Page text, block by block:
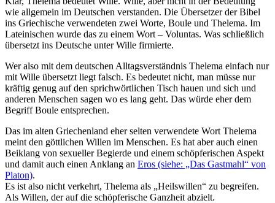
wie allgemein im Deutschen verstanden. Die Übersetzer der Bibel
ins Griechische verwendeten zwei Worte, Boule und Thelema. Im
Lateinischen wurde das zu einem Wort – Voluntas. Was schließlich
übersetzt ins Deutsche unter Wille firmierte.
Wer also mit dem deutschen Alltagsverständnis Thelema einfach nur
mit Wille übersetzt liegt falsch. Es bedeutet nicht, man müsse nur
kräftig genug auf den sprichwörtlichen Tisch hauen und sich und
anderen Menschen sagen wo es lang geht. Das würde eher dem
Begriff Boule entsprechen.
Das im alten Griechenland eher selten verwendete Wort Thelema
meint den göttlichen Willen im Menschen. Es hat aber auch einen
Beiklang von sexueller Begierde und einem schöpferischen Aspekt
und damit auch einen Anklang an Eros (siehe: „Das Gastmahl“ von
Platon).
Es ist also nicht verkehrt, Thelema als „Heilswillen“ zu begreifen.
Als Willen, der auf die schöpferische Ganzheit abzielt.